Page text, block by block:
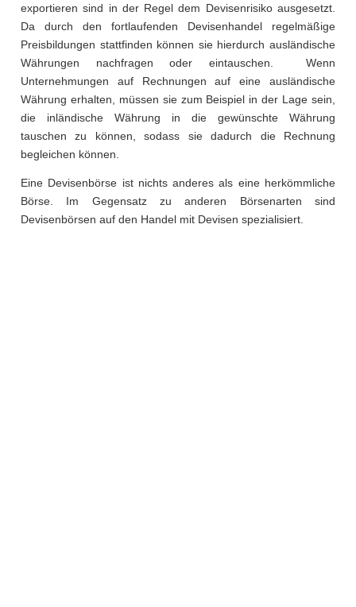
exportieren sind in der Regel dem Devisenrisiko ausgesetzt.
Da durch den fortlaufenden Devisenhandel regelmäßige
Preisbildungen stattfinden können sie hierdurch ausländische
Währungen nachfragen oder eintauschen. Wenn
Unternehmungen auf Rechnungen auf eine ausländische
Währung erhalten, müssen sie zum Beispiel in der Lage sein,
die inländische Währung in die gewünschte Währung
tauschen zu können, sodass sie dadurch die Rechnung
begleichen können.
Eine Devisenbörse ist nichts anderes als eine herkömmliche
Börse. Im Gegensatz zu anderen Börsenarten sind
Devisenbörsen auf den Handel mit Devisen spezialisiert.